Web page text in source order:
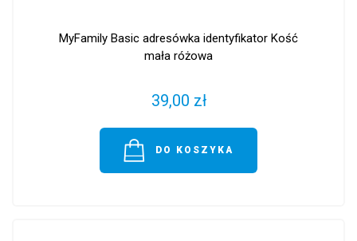
MyFamily Basic adresówka identyfikator Kość
mała różowa
39,00 zł
DO KOSZYKA